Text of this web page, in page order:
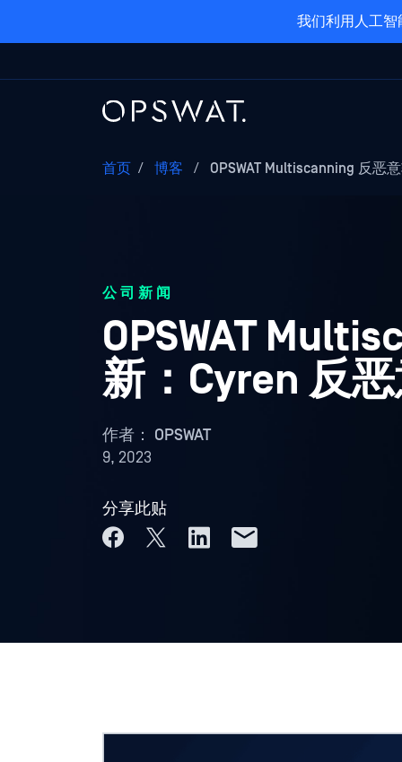
我们利用人工智
首页 / 博客 / OPSWAT Multiscanning 反恶
公司新闻
OPSWAT
新：Cyren 反
作者： OPSWAT
9, 2023
分享此贴